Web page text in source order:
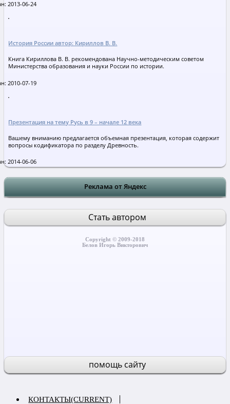
2013-06-24
История России автор: Кириллов В. В.
Книга Кириллова В. В. рекомендована Научно-методическим советом
Министерства образования и науки России по истории.
2010-07-19
Презентация на тему Русь в 9 – начале 12 века
Вашему вниманию предлагается объемная презентация, которая содержит
вопросы кодификатора по разделу Древность.
2014-06-06
Реклама от Яндекс
Стать автором
Copyright © 2009-2018
Белов Игорь Викторович
помощь сайту
КОНТАКТЫ(CURRENT)